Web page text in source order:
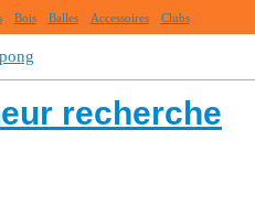
Bois Balles Accessoires Clubs
recherche